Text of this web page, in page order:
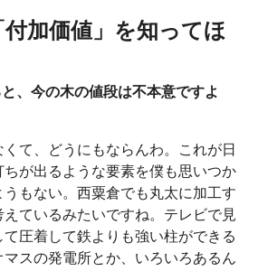
加価値」を知ってほ
、今の木の値段は不本意ですよ
て、どうにもならんわ。これが日
が出るような要素を僕も思いつか
もない。西粟倉でも丸太に加工す
ているみたいですね。テレビで見
圧着して鉄よりも強い柱ができる
スの発電所とか、いろいろあるん